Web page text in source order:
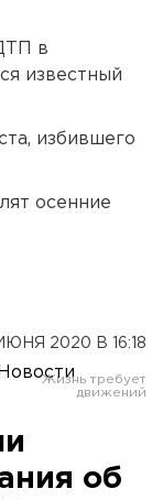
в
известный
избившего
осенние
2020 В 16:18
об